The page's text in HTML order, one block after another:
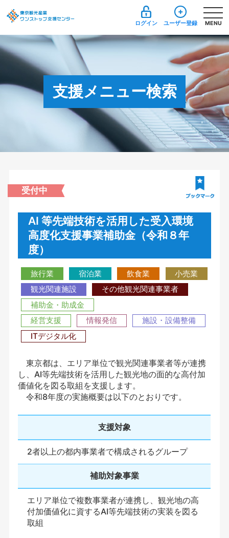
ログイン ユーザー登録 MENU
支援メニュー検索
受付中
AI 等先端技術を活用した受入環境
高度化支援事業補助金（令和８年
度）
旅行業 宿泊業 飲食業
小売業
観光関連施設
その他観光関連事業者
補助金・助成金
経営支援
情報発信
施設・設備整備
ITデジタル化
東京都は、エリア単位で観光関連事業者等が連携
し、AI等先端技術を活用した観光地の面的な高付加
価値化を図る取組を支援します。
令和8年度の実施概要は以下のとおりです。
支援対象
2者以上の都内事業者で構成されるグループ
補助対象事業
エリア単位で複数事業者が連携し、観光地の高
付加価値化に資するAI等先端技術の実装を図る
取組